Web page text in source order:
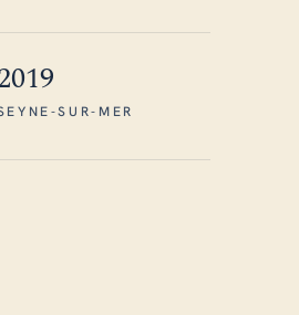
SUR-MER